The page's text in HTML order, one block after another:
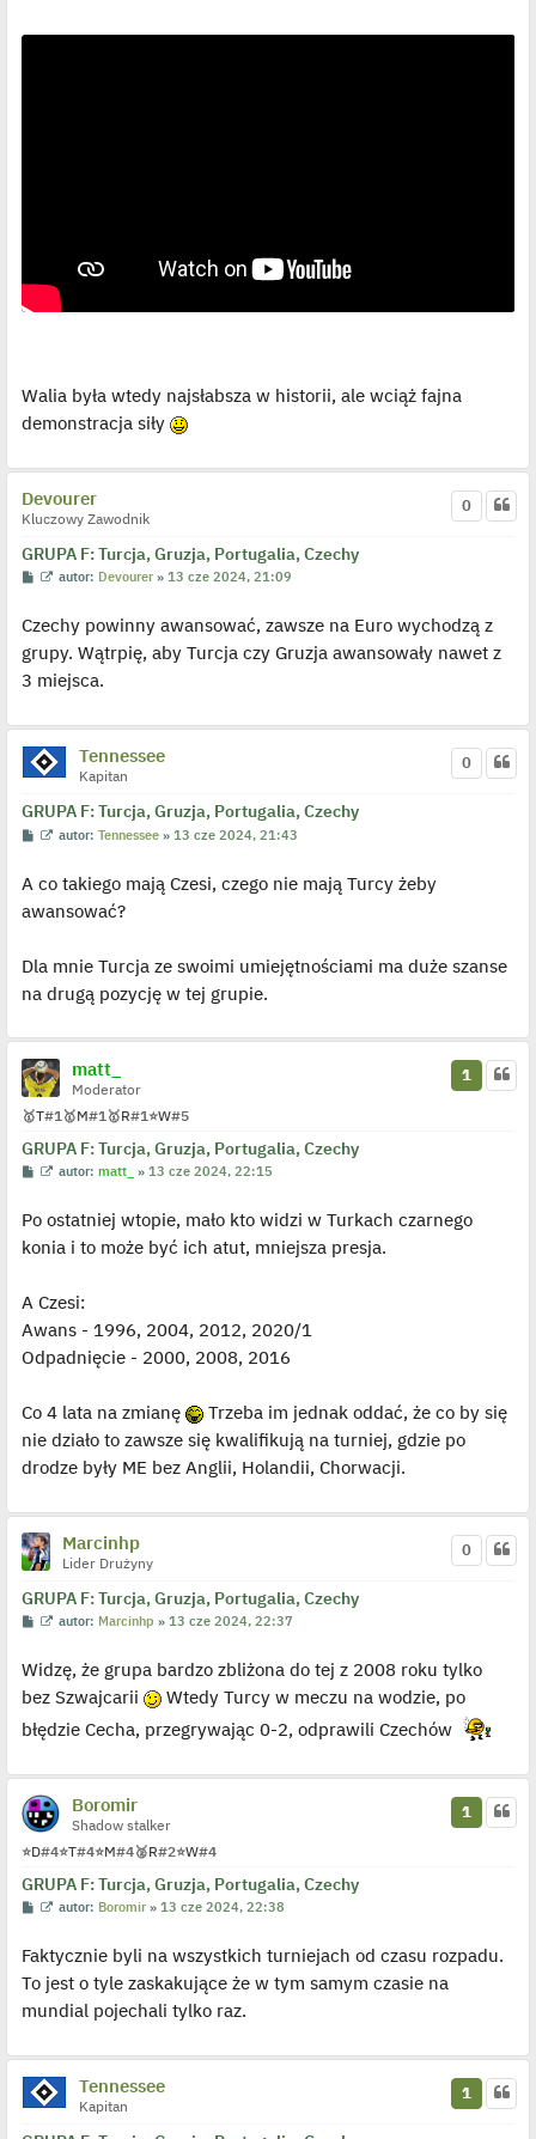
d
Walia była wtedy najsłabsza w historii, ale wciąż fajna
demonstracja siły
Devourer
Kluczowy Zawodnik
GRUPA F: Turcja, Gruzja, Portugalia, Czechy
0
P
t
W
w
e
l
j
e
d
y
c
y
s
autor: Devourer »13 cze 2024, 21:09
Czechy powinny awansować, zawsze na Euro wychodzą z
grupy. Wątrpię, aby Turcja czy Gruzja awansowały nawet z
3 miejsca.
Tennessee
Kapitan
GRUPA F: Turcja, Gruzja, Portugalia, Czechy
0
P
t
W
w
i
e
o
j
e
y
c
z
y
p
s
t
autor:Tennessee »13 cze 2024, 21:43
A co takiego mają Czesi, czego nie mają Turcy żeby
awansować?
Dla mnie Turcja ze swoimi umiejętnościami ma duże szanse
na drugą pozycję w tej grupie.
matt_
Moderator
🥇T#1 🥇M#1 🥇R#1⭐W#5
GRUPA F: Turcja, Gruzja, Portugalia, Czechy
1
P
t
W
w
i
e
o
j
e
d
z
y
p
o
autor:matt_ »13 cze 2024, 22:15
Po ostatniej wtopie, mało kto widzi w Turkach czarnego
konia i to może być ich atut, mniejsza presja.
A Czesi:
Awans - 1996, 2004, 2012, 2020/1
Odpadnięcie - 2000, 2008, 2016
Co 4 lata na zmianę
Trzeba im jednak oddać, że co by się
nie działo to zawsze się kwalifikują na turniej, gdzie po
drodze były ME bez Anglii, Holandii, Chorwacji.
Marcinhp
Lider Drużyny
GRUPA F: Turcja, Gruzja, Portugalia, Czechy
0
P
t
W
w
e
l
j
d
y
c
y
o
autor: Marcinhp »13 cze 2024, 22:37
Widzę, że grupa bardzo zbliżona do tej z 2008 roku tylko
bez Szwajcarii
Wtedy Turcy w meczu na wodzie, po
błędzie Cecha, przegrywając 0-2, odprawili Czechów
Boromir
Shadow stalker
⭐D#4⭐T#4⭐M#4🥈R#2⭐W#4
GRUPA F: Turcja, Gruzja, Portugalia, Czechy
1
P
t
W
w
i
e
l
j
e
d
y
autor: Boromir »13 cze 2024, 22:38
Faktycznie byli na wszystkich turniejach od czasu rozpadu.
To jest o tyle zaskakujące że w tym samym czasie na
mundial pojechali tylko raz.
Tennessee
Kapitan
1